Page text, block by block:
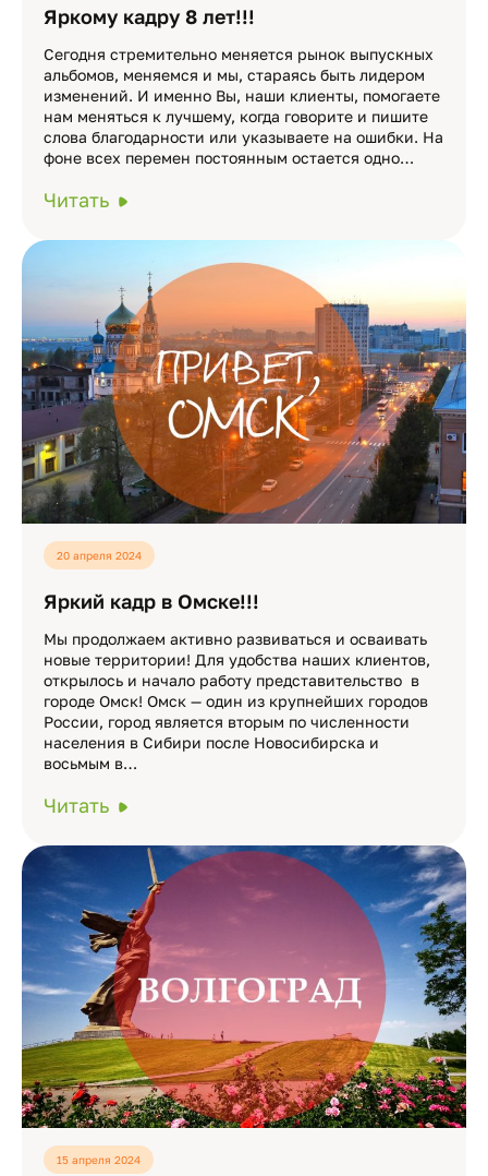
Яркому кадру 8 лет!!!
Сегодня стремительно меняется рынок выпускных
альбомов, меняемся и мы, стараясь быть лидером
изменений. И именно Вы, наши клиенты, помогаете
нам меняться к лучшему, когда говорите и пишите
слова благодарности или указываете на ошибки. На
фоне всех перемен постоянным остается одно…
Читать
20 апреля 2024
Яркий кадр в Омске!!!
Мы продолжаем активно развиваться и осваивать
новые территории! Для удобства наших клиентов,
открылось и начало работу представительство в
городе Омск! Омск — один из крупнейших городов
России, город является вторым по численности
населения в Сибири после Новосибирска и
восьмым в…
Читать
15 апреля 2024